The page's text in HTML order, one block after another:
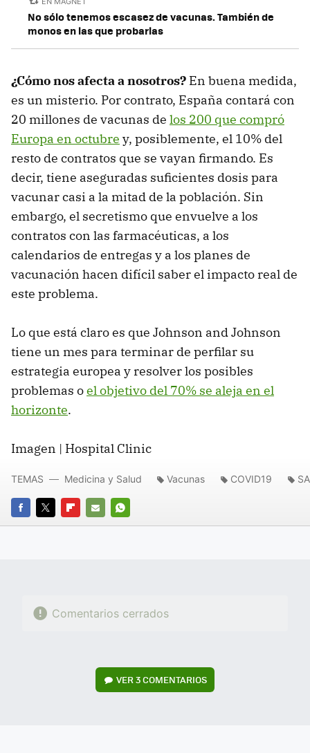
No sólo tenemos escasez de vacunas. También de
monos en las que probarlas
¿Cómo nos afecta a nosotros? En buena medida,
es un misterio. Por contrato, España contará con
20 millones de vacunas de los 200 que compró
Europa en octubre y, posiblemente, el 10% del
resto de contratos que se vayan firmando. Es
decir, tiene aseguradas suficientes dosis para
vacunar casi a la mitad de la población. Sin
embargo, el secretismo que envuelve a los
contratos con las farmacéuticas, a los
calendarios de entregas y a los planes de
vacunación hacen difícil saber el impacto real de
este problema.
Lo que está claro es que Johnson and Johnson
tiene un mes para terminar de perfilar su
estrategia europea y resolver los posibles
problemas oel objetivo del 70% se aleja en el
horizonte.
Imagen | Hospital Clinic
FACEBOOK
TWITTERFLIPBOARD
E-
WHATSAPP
TEMAS Medicina y Salud Vacunas COVID19
Comentarios cerrados
VER3 COMENTARIOS